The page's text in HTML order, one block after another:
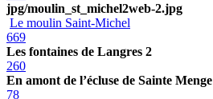
jpg/moulin_st_michel2web-2.jpg
Le moulin Saint-Michel
669
Les fontaines de Langres 2
260
En amont de l’écluse de Sainte Menge
78